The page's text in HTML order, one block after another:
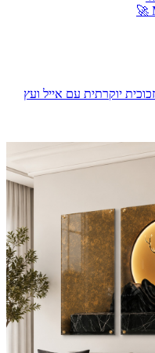
יוקרתית עם אייל ועץ